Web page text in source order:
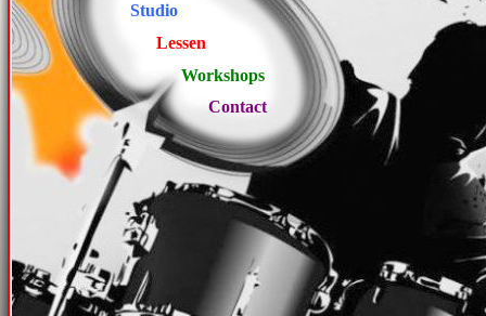
Studio
Lessen
Workshops
Contact